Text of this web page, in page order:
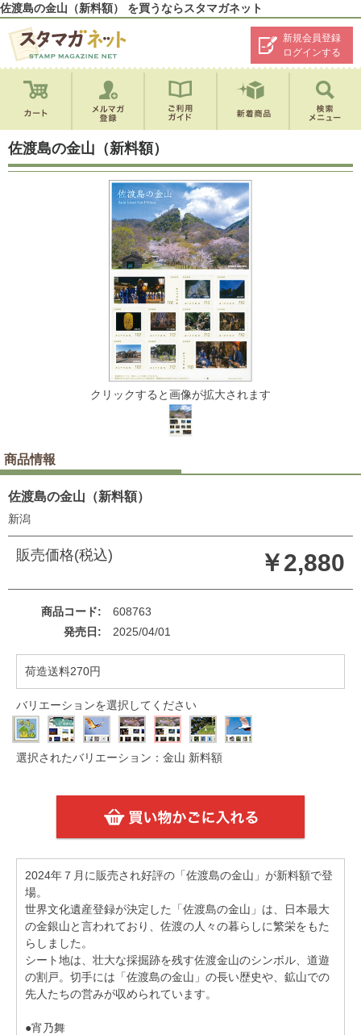
佐渡島の金山（新料額） を買うならスタマガネット
新規会員登録
ログインする
佐渡島の金山（新料額）
クリックすると画像が拡大されます
商品情報
佐渡島の金山（新料額）
新潟
販売価格(税込) ￥2,880
商品コード
608763
発売日
2025/04/01
荷造送料270円
バリエーションを選択してください
選択されたバリエーション：金山 新料額
2024年７月に販売され好評の「佐渡島の金山」が新料額で登
場。
世界文化遺産登録が決定した「佐渡島の金山」は、日本最大
の金銀山と言われており、佐渡の人々の暮らしに繁栄をもた
らしました。
シート地は、壮大な採掘跡を残す佐渡金山のシンボル、道遊
の割戸。切手には「佐渡島の金山」の長い歴史や、鉱山での
先人たちの営みが収められています。
●宵乃舞